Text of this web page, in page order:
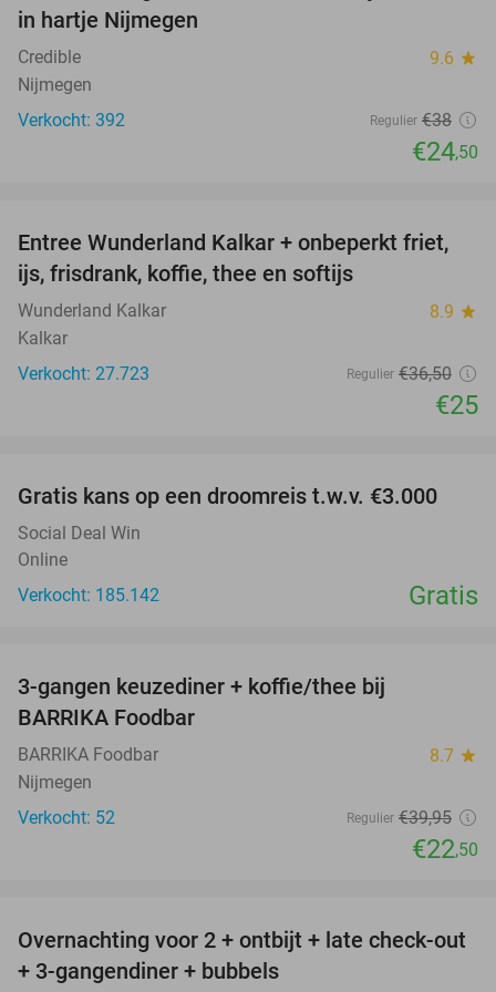
in hartje Nijmegen
Credible 9.6 star
Nijmegen
Verkocht: 392
Regulier €38
€24,50
32%
Entree Wunderland Kalkar + onbeperkt friet,
ijs, frisdrank, koffie, thee en softijs
Wunderland Kalkar 8.9 star
Kalkar
Verkocht: 27.723
Regulier €36,50
€25
Gratis kans op een droomreis t.w.v. €3.000
Social Deal Win
Online
Verkocht: 185.142
Gratis
3-gangen keuzediner + koffie/thee bij
BARRIKA Foodbar
BARRIKA Foodbar 8.7 star
Nijmegen
Verkocht: 52
Regulier €39,95
€22,50
46%
Overnachting voor 2 + ontbijt + late check-out
+ 3-gangendiner + bubbels